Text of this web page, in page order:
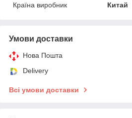
Країна виробник
Китай
Умови доставки
Нова Пошта
Delivery
Всі умови доставки